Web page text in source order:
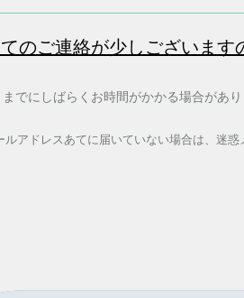
のご連絡が少しございます
でにしばらくお時間がかかる場合があり
ルアドレスあてに 届いていない場合は、 迷惑